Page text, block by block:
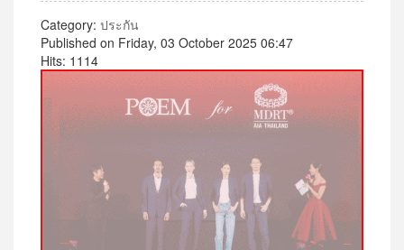
Category: ประกัน
Published on Friday, 03 October 2025 06:47
Hits: 1114